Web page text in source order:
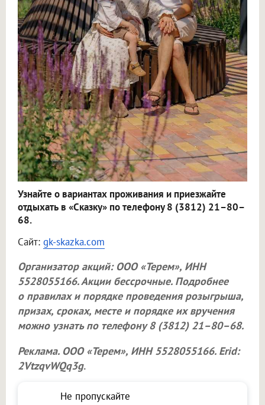
Узнайте о вариантах проживания и приезжайте
отдыхать в «Сказку» по телефону 8 (3812) 21–80–
68.
Сайт: gk-skazka.com
Организатор акций: ООО «Терем», ИНН
5528055166. Акции бессрочные. Подробнее
о правилах и порядке проведения розыгрыша,
призах, сроках, месте и порядке их вручения
можно узнать по телефону 8 (3812) 21–80–68.
Реклама. ООО «Терем», ИНН 5528055166. Erid:
2VtzqvWQq3g.
Не пропускайте